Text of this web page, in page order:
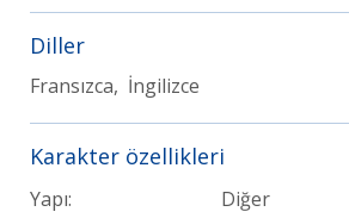
Diller
Fransızca, İngilizce
Karakter özellikleri
Yapı: Diğer